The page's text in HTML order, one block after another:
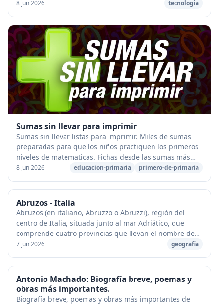
id="attachment_68702" align="aligncenter" w...
8 jun 2026 tecnologia
Sumas sin llevar para imprimir
Sumas sin llevar listas para imprimir. Miles de sumas
preparadas para que los niños practiquen los primeros
niveles de matematicas. Fichas desde las sumas más
básicas de una cifra, hasta seis cifras. ...
8 jun 2026 educacion-primaria primero-de-primaria
Abruzos - Italia
Abruzos (en italiano, Abruzzo o Abruzzi), región del
centro de Italia, situada junto al mar Adriático, que
comprende cuatro provincias que llevan el nombre de
sus capitales: L’Aquila, Chieti, Pescara ...
7 jun 2026 geografia
Antonio Machado: Biografía breve, poemas y
obras más importantes.
Biografía breve, poemas y obras más importantes de